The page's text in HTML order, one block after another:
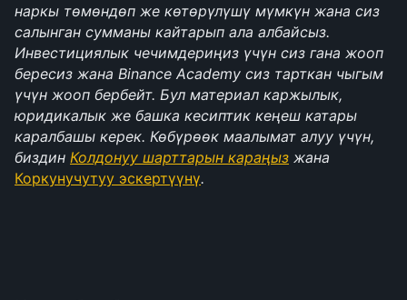
наркы төмөндөп же көтөрүлүшү мүмкүн жана сиз
салынган сумманы кайтарып ала албайсыз.
Инвестициялык чечимдериңиз үчүн сиз гана жооп
бересиз жана Binance Academy сиз тарткан чыгым
үчүн жооп бербейт. Бул материал каржылык,
юридикалык же башка кесиптик кеңеш катары
каралбашы керек. Көбүрөөк маалымат алуу үчүн,
биздин Колдонуу шарттарын караңыз﻿
Коркунучутуу эскертүүнү﻿.